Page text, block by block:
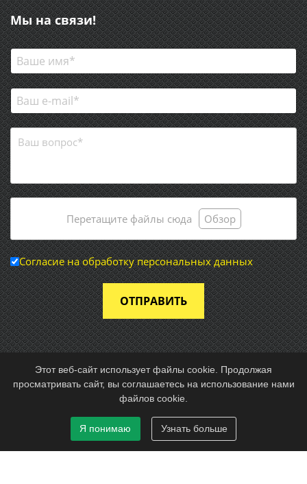
Мы на связи!
Перетащите файлы сюда Обзор
Согласие на обработку персональных данных
ОТПРАВИТЬ
© 2026 Частное предприятие «Энергоснабмонтаж»
Разработка и техподдержка:
site-support.by
This site is protected by reCAPTCHA and the Google
PolicyandTerms of Serviceapply.
Этот веб-сайт использует файлы cookie. Продолжая
просматривать сайт, вы соглашаетесь на использование нами
файлов cookie.
Я понимаю Узнать больше